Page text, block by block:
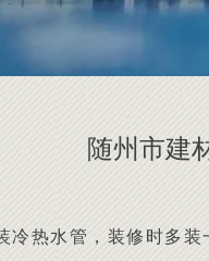
随州市建
冷热水管，装修时多